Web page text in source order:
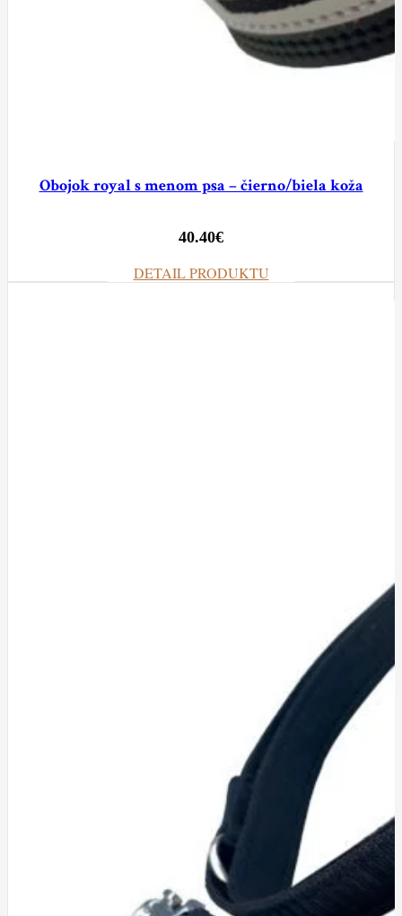
Obojok royal s menom psa – čierno/biela koža
40.40€
DETAIL PRODUKTU